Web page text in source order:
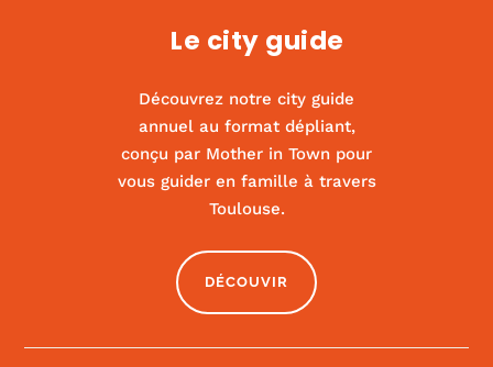
Le city guide
Découvrez notre city guide
annuel au format dépliant,
conçu par Mother in Town pour
vous guider en famille à travers
Toulouse.
DÉCOUVIR